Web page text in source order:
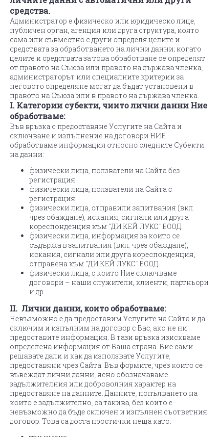
средства.
Администратор e физическо или юридическо лице,
публичен орган, агенция или друга структура, която
сама или съвместно с други определя целите и
средствата за обработването на лични данни; когато
целите и средствата за това обработване се определят
от правото на Съюза или правото на държава членка,
администраторът или специалните критерии за
неговото определяне могат да бъдат установени в
правото на Съюза или в правото на държава членка.
I. Категории субекти, чиито лични данни Ние
обработваме:
Във връзка с предоставяне Услугите на Сайта и
сключване и изпълнение на договори НИЕ
обработваме информация относно следните Субекти
на данни:
физически лица, ползватели на Сайта без
регистрация.
физически лица, ползватели на Сайта с
регистрация.
физически лица, отправили запитвания (вкл.
чрез обаждане), искания, сигнали или друга
кореспонденция към "ДИ КЕЙ ЛУКС" ЕООД.
физически лица, информация за които се
съдържа в запитвания (вкл. чрез обаждане),
искания, сигнали или друга кореспонденция,
отправена към "ДИ КЕЙ ЛУКС" ЕООД.
физически лица, с които Ние сключваме
договори – наши служители, клиенти, партньори
и др.
II. Лични данни, които обработваме:
Невъзможно е да предоставим Услугите на Сайта и да
сключим и изпълним на договор с Вас, ако не ни
предоставите информация. В тази връзка изискваме
определена информация от Ваша страна. Вие сами
решавате дали и как да използвате Услугите,
предоставяни чрез Сайта. Във формите, чрез които се
въвеждат лични данни, ясно обозначаваме
задължителния или доброволния характер на
предоставяне на данните. Данните, попълването на
които е задължително, са такива, без които е
невъзможно да бъде сключен и изпълнен съответния
договор. Това са доста простички неща като: